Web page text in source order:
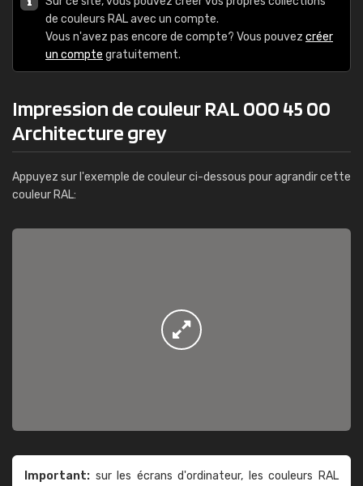
de couleurs RAL avec un compte.
Vous n'avez pas encore de compte? Vous pouvez créer
un compte gratuitement.
Impression de couleur RAL 000 45 00
Architecture grey
Appuyez sur l'exemple de couleur ci-dessous pour agrandir cette
couleur RAL:
Important: sur les écrans d'ordinateur, les couleurs RAL